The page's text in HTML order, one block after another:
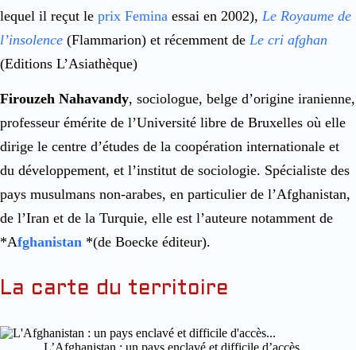
lequel il reçut le prix Femina essai en 2002), Le Royaume de
l’insolence (Flammarion) et récemment de Le cri afghan
(Editions L’Asiathèque)
Firouzeh Nahavandy, sociologue, belge d’origine iranienne,
professeur émérite de l’Université libre de Bruxelles où elle
dirige le centre d’études de la coopération internationale et
du développement, et l’institut de sociologie. Spécialiste des
pays musulmans non-arabes, en particulier de l’Afghanistan,
de l’Iran et de la Turquie, elle est l’auteure notamment de
*Afghanistan *(de Boecke éditeur).
La carte du territoire